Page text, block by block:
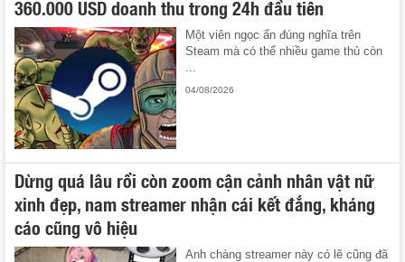
360.000 USD doanh thu trong 24h đầu tiên
Một viên ngọc ẩn đúng nghĩa trên
Steam mà có thể nhiều game thủ còn
...
04/08/2026
Dừng quá lâu rồi còn zoom cận cảnh nhân vật nữ
xinh đẹp, nam streamer nhận cái kết đắng, kháng
cáo cũng vô hiệu
Anh chàng streamer này có lẽ cũng đã